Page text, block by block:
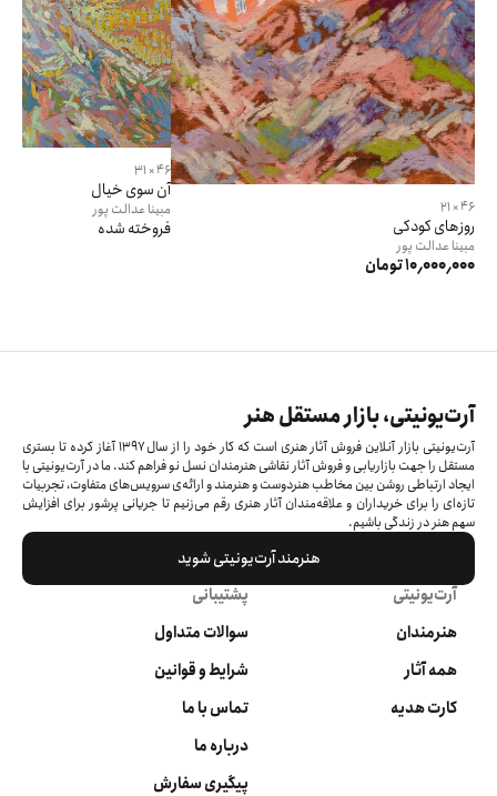
46 × 21
روزهای کودکی
مبیناعدالت پور
10٬000٬000 تومان
46 × 31
آن سوی خیال
مبیناعدالت پور
فروخته شده
آرت‌یونیتی، بازار مستقل هنر
آرت‌یونیتی بازار آنلاین فروش آثار هنری است که کار خود را از سال ۱۳۹۷ آغاز کرده‌ تا بستری
مستقل را جهت بازاریابی و فروش آثار نقاشی هنرمندان نسل نو فراهم کند. ما در آرت‌یونیتی با
ایجاد ارتباطی روشن بین مخاطب هنردوست و هنرمند و ارائه‌ی سرویس‌های متفاوت، تجربیات
تازه‌ای را برای خریداران و علاقه‌مندان آثار هنری رقم می‌زنیم تا جریانی پرشور برای افزایش
سهم هنر در زندگی باشیم.
هنرمند آرت‌یونیتی شوید
آرت‌یونیتی
هنرمندان
همه آثار
کارت هدیه
پشتیبانی
سوالات متداول
شرایط و قوانین
تماس با ما
درباره ما
پیگیری سفارش